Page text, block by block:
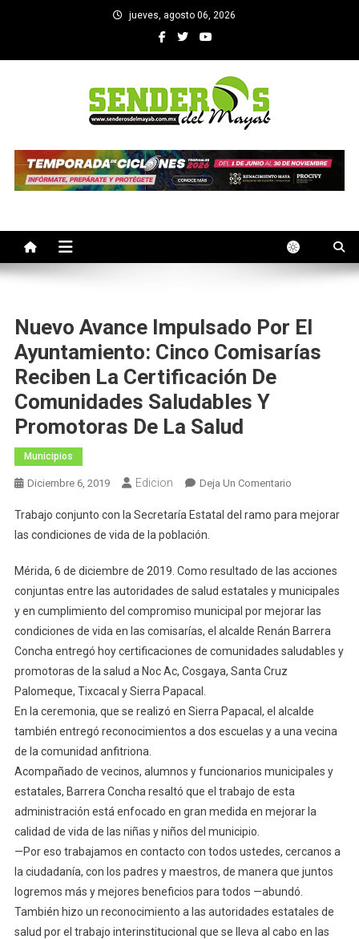
jueves, agosto 06, 2026
SENDEROS DEL MAYAB
Nuevo Avance Impulsado Por El
Ayuntamiento: Cinco Comisarías
Reciben La Certificación De
Comunidades Saludables Y
Promotoras De La Salud
Municipios
Diciembre 6, 2019 Edicion Deja Un ComentarioEn
Avance
El
Ayuntamiento:
Cinco
Comisarías
Reciben
Promotoras
De
La
Trabajo conjunto con la Secretaría Estatal del ramo para mejorar
las condiciones de vida de la población.
Mérida, 6 de diciembre de 2019. Como resultado de las acciones
conjuntas entre las autoridades de salud estatales y municipales
y en cumplimiento del compromiso municipal por mejorar las
condiciones de vida en las comisarías, el alcalde Renán Barrera
Concha entregó hoy certificaciones de comunidades saludables y
promotoras de la salud a Noc Ac, Cosgaya, Santa Cruz
Palomeque, Tixcacal y Sierra Papacal.
En la ceremonia, que se realizó en Sierra Papacal, el alcalde
también entregó reconocimientos a dos escuelas y a una vecina
de la comunidad anfitriona.
Acompañado de vecinos, alumnos y funcionarios municipales y
estatales, Barrera Concha resaltó que el trabajo de esta
administración está enfocado en gran medida en mejorar la
calidad de vida de las niñas y niños del municipio.
—Por eso trabajamos en contacto con todos ustedes, cercanos a
la ciudadanía, con los padres y maestros, de manera que juntos
logremos más y mejores beneficios para todos —abundó.
También hizo un reconocimiento a las autoridades estatales de
salud por el trabajo interinstitucional que se lleva al cabo en las